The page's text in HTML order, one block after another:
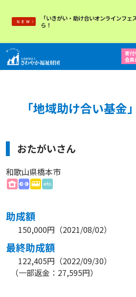
「いきがい・助け合いオンラインフ
ら！
寄付
会員
「地域助け合い基金
おたがいさん
和歌山県橋本市
助成額
150,000円 （2021/08/02）
最終助成額
122,405円 （2022/09/30）
（一部返金：27,595円）